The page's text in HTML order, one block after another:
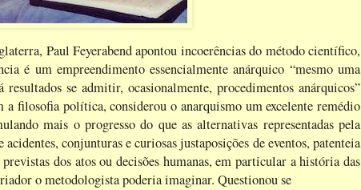
Paul Feyerabend apontou incoerências do método científico,
é um empreendimento essencialmente anárquico “mesmo uma
se admitir, ocasionalmente, procedimentos anárquicos”
filosofia política, considerou o anarquismo um excelente remédio
mais o progresso do que as alternativas representadas pela
conjunturas e curiosas justaposições de eventos, patenteia
dos atos ou decisões humanas, em particular a história das
o metodologista poderia imaginar. Questionou se